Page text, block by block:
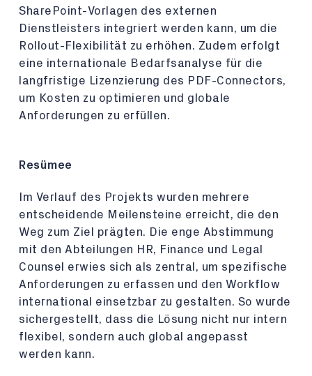
SharePoint-Vorlagen des externen
Dienstleisters integriert werden kann, um die
Rollout-Flexibilität zu erhöhen. Zudem erfolgt
eine internationale Bedarfsanalyse für die
langfristige Lizenzierung des PDF-Connectors,
um Kosten zu optimieren und globale
Anforderungen zu erfüllen.
Resümee
Im Verlauf des Projekts wurden mehrere
entscheidende Meilensteine erreicht, die den
Weg zum Ziel prägten. Die enge Abstimmung
mit den Abteilungen HR, Finance und Legal
Counsel erwies sich als zentral, um spezifische
Anforderungen zu erfassen und den Workflow
international einsetzbar zu gestalten. So wurde
sichergestellt, dass die Lösung nicht nur intern
flexibel, sondern auch global angepasst
werden kann.